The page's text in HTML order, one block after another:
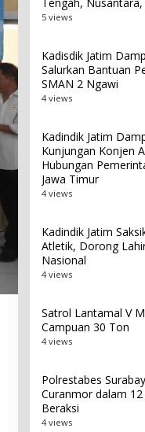
5 views
Kadisdik Jatim
Salurkan Bantuan
SMAN 2 Ngawi
4 views
Kadindik Jatim
Kunjungan Konjen
Hubungan
Jawa Timur
4 views
Kadindik Jatim
Atletik, Dorong
Nasional
4 views
Satrol Lantamal V
Campuan 30 Ton
4 views
Polrestabes
Curanmor dalam
Beraksi
4 views